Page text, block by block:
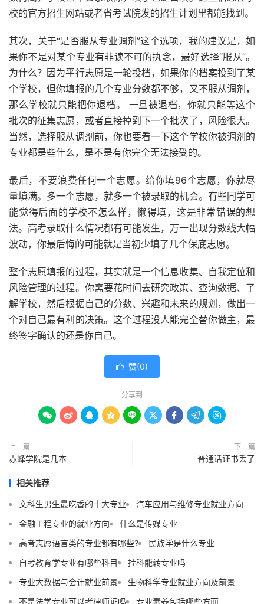
校的官方招生网站或者省考试院发的招生计划里都能找到。
其次，关于“是否服从专业调剂”这个选项，我的建议是，如
果你不是对某个专业有非读不可的执念，最好选择“服从”。
为什么？因为平行志愿是一轮投档，如果你的档案投到了某
个学校，但你填报的几个专业分数都不够，又不服从调剂，
那么学校就只能把你退档。 一旦被退档，你就只能等这个
批次的征集志愿，或者直接掉到下一个批次了，风险很大。
当然，选择服从调剂前，你也要看一下这个学校你被调剂的
专业都是些什么，是不是有你完全无法接受的。
最后，不要浪费任何一个志愿。给你填96个志愿，你就尽
量填满。多一个志愿，就多一个被录取的机会。有些同学可
能觉得后面的学校不怎么样，懒得填，这是非常错误的想
法。高考录取什么情况都有可能发生，万一出现分数线大幅
波动，你最后悔的可能就是当初少填了几个保底志愿。
整个志愿填报的过程，其实就是一个信息收集、自我定位和
风险管理的过程。你需要花时间去研究政策、查询数据、了
解学校，然后根据自己的分数、兴趣和未来的规划，做出一
个对自己最有利的决策。这个过程没人能完全替你做主，最
终签字确认的还是你自己。
 赞(0)
分享到
        
上一篇
赤峰学院是几本
下一篇
普通话证书丢了
相关推荐
文科生男生最吃香的十大专业
汽车应用与维修专业就业方向
金融工程专业的就业方向
什么是传媒专业
高考志愿语言类的专业都有哪些?
民族学是什么专业
自考教育学专业有哪些科目
挂科能转专业吗
专业大数据与会计就业前景
生物科学专业就业方向及前景
不是法学专业可以考律师证吗
专业素养包括哪些方面